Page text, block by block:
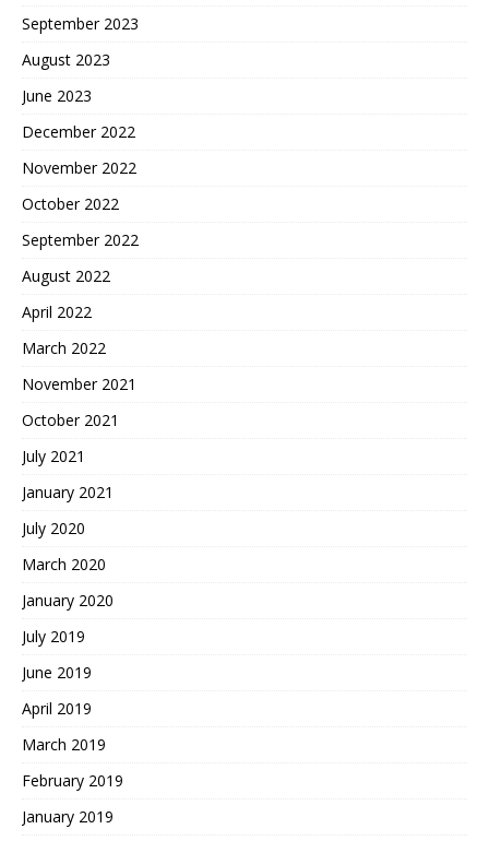
September 2023
August 2023
June 2023
December 2022
November 2022
October 2022
September 2022
August 2022
April 2022
March 2022
November 2021
October 2021
July 2021
January 2021
July 2020
March 2020
January 2020
July 2019
June 2019
April 2019
March 2019
February 2019
January 2019